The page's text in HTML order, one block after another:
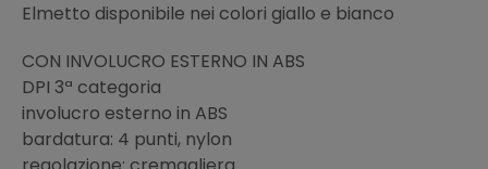
Elmetto disponibile nei colori giallo e bianco
CON INVOLUCRO ESTERNO IN ABS
DPI 3ª categoria
involucro esterno in ABS
bardatura: 4 punti, nylon